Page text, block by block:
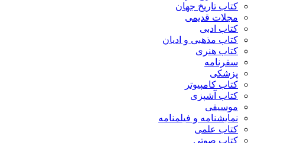
کتاب تاریخ جهان
مجلات قدیمی
کتاب ادبی
کتاب مذهبی و ادیان
کتاب هنری
سفرنامه
پزشکی
کتاب کامپیوتر
کتاب آشپزی
موسیقی
نمایشنامه و فیلمنامه
کتاب علمی
کتاب صوتی